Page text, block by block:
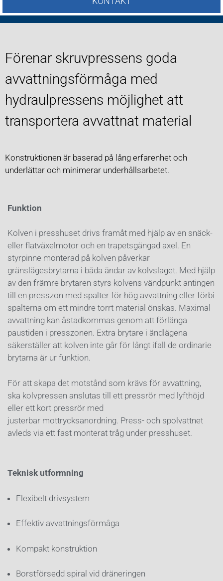
Förenar skruvpressens goda
avvattningsförmåga med
hydraulpressens möjlighet att
transportera avvattnat material
Konstruktionen är baserad på lång erfarenhet och
underlättar och minimerar underhållsarbetet.
Funktion
Kolven i presshuset drivs framåt med hjälp av en snäck-
eller flatväxelmotor och en trapetsgängad axel. En
styrpinne monterad på kolven påverkar
gränslägesbrytarna i båda ändar av kolvslaget. Med hjälp
av den främre brytaren styrs kolvens vändpunkt antingen
till en presszon med spalter för hög avvattning eller förbi
spalterna om ett mindre torrt material önskas. Maximal
avvattning kan åstadkommas genom att förlänga
paustiden i presszonen. Extra brytare i ändlägena
säkerställer att kolven inte går för långt ifall de ordinarie
brytarna är ur funktion.
För att skapa det motstånd som krävs för avvattning,
ska kolvpressen anslutas till ett pressrör med lyfthöjd
eller ett kort pressrör med
justerbar mottrycksanordning. Press- och spolvattnet
avleds via ett fast monterat tråg under presshuset.
Teknisk utformning
Flexibelt drivsystem
Effektiv avvattningsförmåga
Kompakt konstruktion
Borstförsedd spiral vid dräneringen